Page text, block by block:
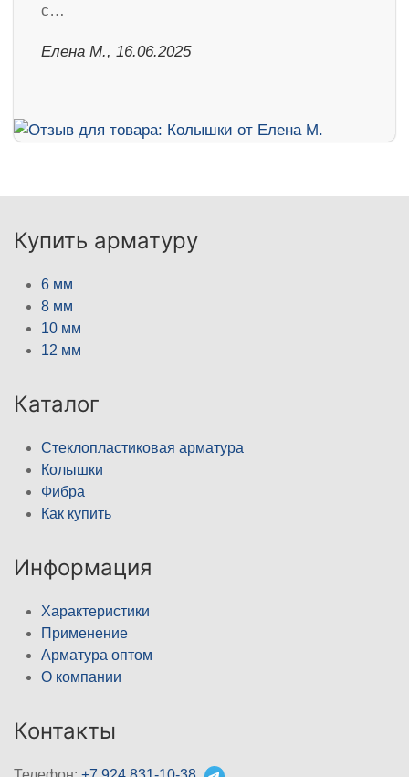
с…
Елена М., 16.06.2025
Купить арматуру
6 мм
8 мм
10 мм
12 мм
Каталог
Стеклопластиковая арматура
Колышки
Фибра
Как купить
Информация
Характеристики
Применение
Арматура оптом
О компании
Контакты